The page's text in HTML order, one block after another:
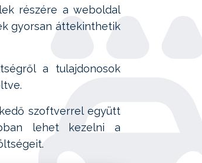
részére a weboldal
gyorsan áttekinthetik
a tulajdonosok
szoftverrel együtt
lehet kezelni a